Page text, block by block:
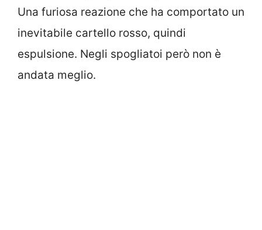
Una furiosa reazione che ha comportato un
inevitabile cartello rosso, quindi
espulsione. Negli spogliatoi però non è
andata meglio.